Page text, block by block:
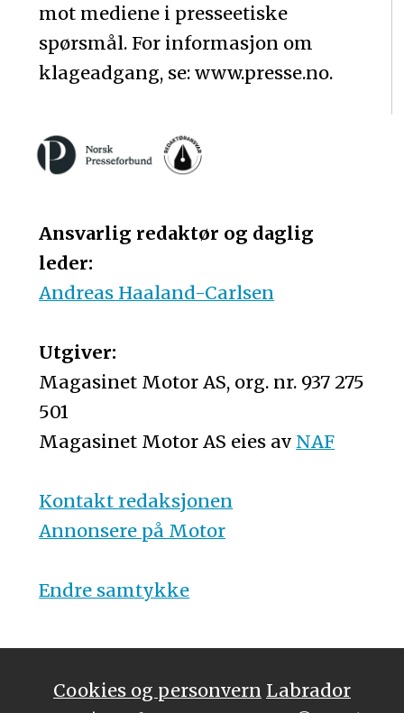
mot mediene i presseetiske
spørsmål. For informasjon om
klageadgang, se: www.presse.no.
Ansvarlig redaktør og daglig
leder:
Andreas Haaland-Carlsen
Utgiver:
Magasinet Motor AS, org. nr. 937 275
501
Magasinet Motor AS eies av NAF
Kontakt redaksjonen
Annonsere på Motor
Endre samtykke
Cookies og personvern Labrador